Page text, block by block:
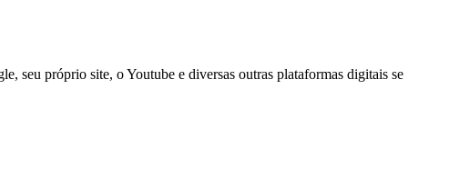
seu próprio site, o Youtube e diversas outras plataformas digitais se